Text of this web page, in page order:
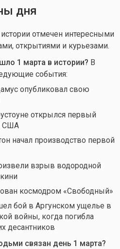
дня
отмечен интересными
открытиями и курьезами.
1 марта в истории? В
события:
опубликовал свою
открылся первый
США
начал производство первой
взрыв водородной
космодром «Свободный»
бой в Аргунском ущелье в
войны, когда погибла
десантников
связан день 1 марта?